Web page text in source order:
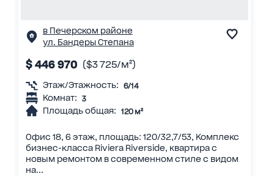
в Печерском районе
ул. Бандеры Степана
$ 446 970 ($3 725/м²)
Этаж/Этажность: 6/14
Комнат: 3
Площадь общая: 120 м²
Офис 18, 6 этаж, площадь: 120/32,7/53, Комплекс
бизнес-класса Riviera Riverside, квартира с
новым ремонтом в современном стиле с видом
на...